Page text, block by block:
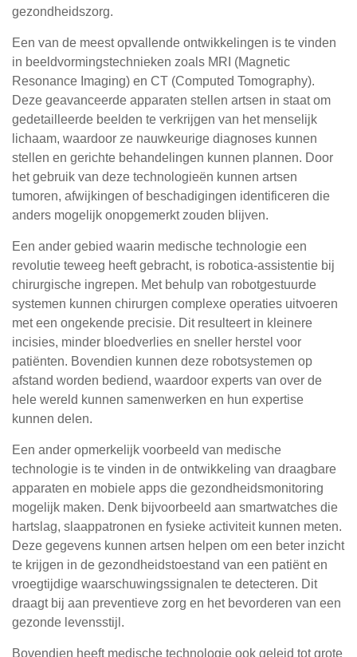
gezondheidszorg.
Een van de meest opvallende ontwikkelingen is te vinden
in beeldvormingstechnieken zoals MRI (Magnetic
Resonance Imaging) en CT (Computed Tomography).
Deze geavanceerde apparaten stellen artsen in staat om
gedetailleerde beelden te verkrijgen van het menselijk
lichaam, waardoor ze nauwkeurige diagnoses kunnen
stellen en gerichte behandelingen kunnen plannen. Door
het gebruik van deze technologieën kunnen artsen
tumoren, afwijkingen of beschadigingen identificeren die
anders mogelijk onopgemerkt zouden blijven.
Een ander gebied waarin medische technologie een
revolutie teweeg heeft gebracht, is robotica-assistentie bij
chirurgische ingrepen. Met behulp van robotgestuurde
systemen kunnen chirurgen complexe operaties uitvoeren
met een ongekende precisie. Dit resulteert in kleinere
incisies, minder bloedverlies en sneller herstel voor
patiënten. Bovendien kunnen deze robotsystemen op
afstand worden bediend, waardoor experts van over de
hele wereld kunnen samenwerken en hun expertise
kunnen delen.
Een ander opmerkelijk voorbeeld van medische
technologie is te vinden in de ontwikkeling van draagbare
apparaten en mobiele apps die gezondheidsmonitoring
mogelijk maken. Denk bijvoorbeeld aan smartwatches die
hartslag, slaappatronen en fysieke activiteit kunnen meten.
Deze gegevens kunnen artsen helpen om een beter inzicht
te krijgen in de gezondheidstoestand van een patiënt en
vroegtijdige waarschuwingssignalen te detecteren. Dit
draagt bij aan preventieve zorg en het bevorderen van een
gezonde levensstijl.
Bovendien heeft medische technologie ook geleid tot grote